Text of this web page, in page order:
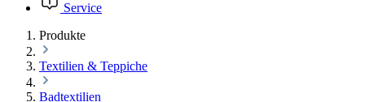
Service
Produkte
Textilien & Teppiche
Badtextilien